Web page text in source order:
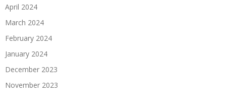
April 2024
March 2024
February 2024
January 2024
December 2023
November 2023